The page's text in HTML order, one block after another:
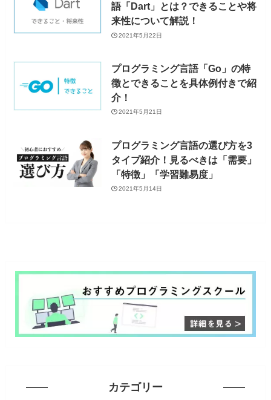
語「Dart」とは？できることや将
来性について解説！
2021年5月22日
プログラミング言語「Go」の特
徴とできることを具体例付きで紹
介！
2021年5月21日
プログラミング言語の選び方を3
タイプ紹介！見るべきは「需要」
「特徴」「学習難易度」
2021年5月14日
カテゴリー